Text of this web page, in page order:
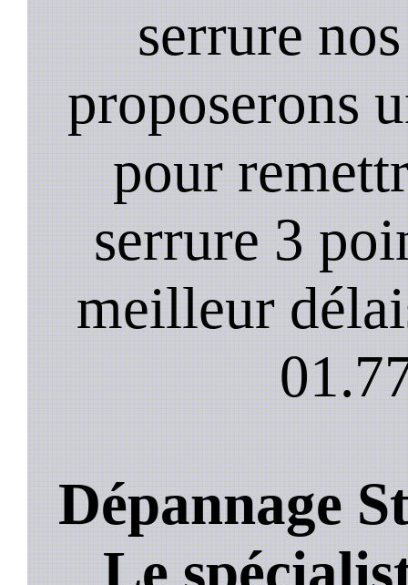
serrure
proposerons
pour
serrure 3
meilleur
Dépannage